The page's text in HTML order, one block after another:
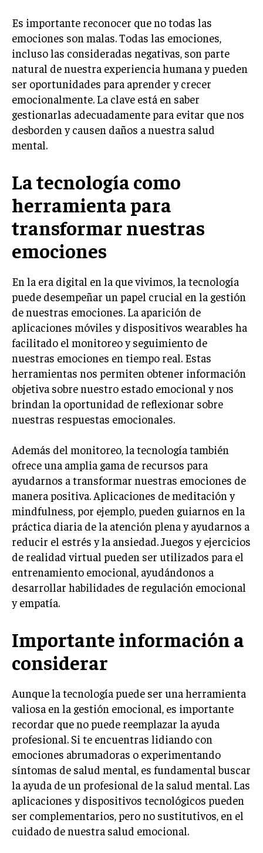
Es importante reconocer que no todas las
emociones son malas. Todas las emociones,
incluso las consideradas negativas, son parte
natural de nuestra experiencia humana y pueden
ser oportunidades para aprender y crecer
emocionalmente. La clave está en saber
gestionarlas adecuadamente para evitar que nos
desborden y causen daños a nuestra salud
mental.
La tecnología como
herramienta para
transformar nuestras
emociones
En la era digital en la que vivimos, la tecnología
puede desempeñar un papel crucial en la gestión
de nuestras emociones. La aparición de
aplicaciones móviles y dispositivos wearables ha
facilitado el monitoreo y seguimiento de
nuestras emociones en tiempo real. Estas
herramientas nos permiten obtener información
objetiva sobre nuestro estado emocional y nos
brindan la oportunidad de reflexionar sobre
nuestras respuestas emocionales.
Además del monitoreo, la tecnología también
ofrece una amplia gama de recursos para
ayudarnos a transformar nuestras emociones de
manera positiva. Aplicaciones de meditación y
mindfulness, por ejemplo, pueden guiarnos en la
práctica diaria de la atención plena y ayudarnos a
reducir el estrés y la ansiedad. Juegos y ejercicios
de realidad virtual pueden ser utilizados para el
entrenamiento emocional, ayudándonos a
desarrollar habilidades de regulación emocional
y empatía.
Importante información a
considerar
Aunque la tecnología puede ser una herramienta
valiosa en la gestión emocional, es importante
recordar que no puede reemplazar la ayuda
profesional. Si te encuentras lidiando con
emociones abrumadoras o experimentando
síntomas de salud mental, es fundamental buscar
la ayuda de un profesional de la salud mental. Las
aplicaciones y dispositivos tecnológicos pueden
ser complementarios, pero no sustitutivos, en el
cuidado de nuestra salud emocional.